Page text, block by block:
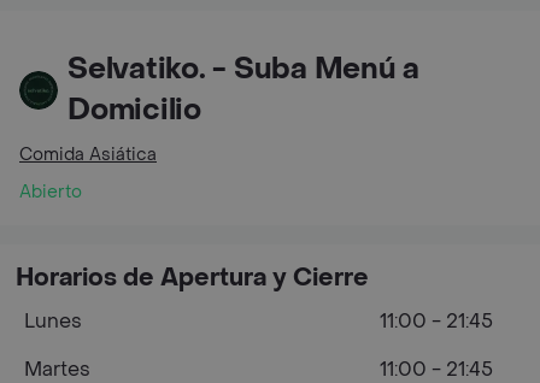
Selvatiko. - Suba Menú a
Domicilio
Comida Asiática
Abierto
Horarios de Apertura y Cierre
Lunes
11:00 - 21:45
Martes
11:00 - 21:45